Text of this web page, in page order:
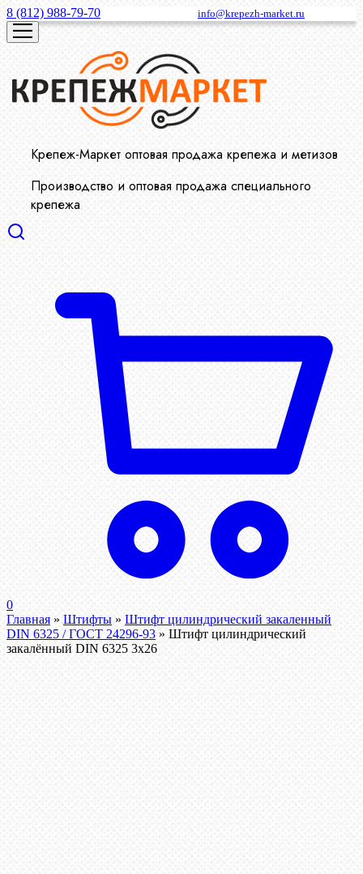
8 (812) 988-79-70 info@krepezh-market.ru
Крепеж-Маркет оптовая продажа крепежа и метизов
Производство и оптовая продажа специального
крепежа
0
Главная » Штифты » Штифт цилиндрический закаленный
DIN 6325 / ГОСТ 24296-93 » Штифт цилиндрический
закалённый DIN 6325 3х26